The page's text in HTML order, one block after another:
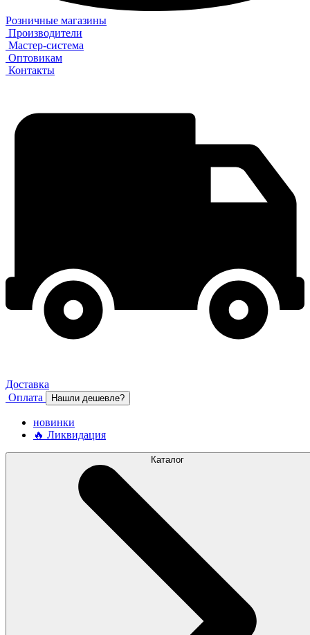
Розничные магазины
Производители
Мастер-система
Оптовикам
Контакты
Доставка
Оплата
Нашли дешевле?
новинки
🔥 Ликвидация
Каталог